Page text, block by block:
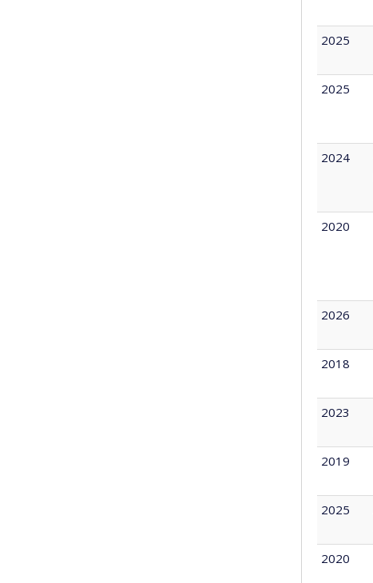
2025
2025
2024
2020
2026
2018
2023
2019
2025
2020